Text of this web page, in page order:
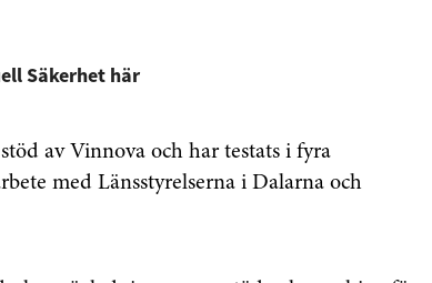
Säkerhet här
av Vinnova och har testats i fyra
med Länsstyrelserna i Dalarna och